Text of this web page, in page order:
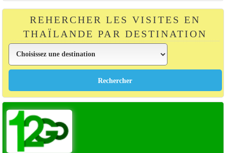
REHERCHER LES VISITES EN
THAÏLANDE PAR DESTINATION